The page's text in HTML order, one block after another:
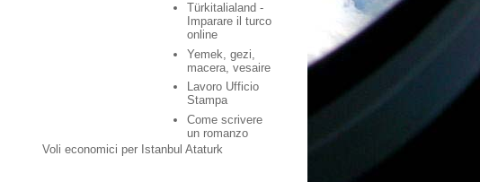
Türkitalialand -
Imparare il turco
online
Yemek, gezi,
macera, vesaire
Lavoro Ufficio
Stampa
Come scrivere
un romanzo
Voli economici per Istanbul Ataturk